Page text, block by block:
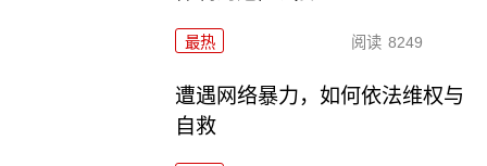
最热 阅读 8249
遭遇网络暴力，如何依法维权与
自救